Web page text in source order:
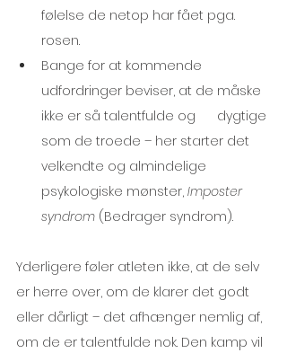
følelse de netop har fået pga.
rosen.
Bange for at kommende
udfordringer beviser, at de måske
ikke er så talentfulde og      dygtige
som de troede – her starter det
velkendte og almindelige
psykologiske mønster, Imposter
syndrom (Bedrager syndrom).
Yderligere føler atleten ikke, at de selv
er herre over, om de klarer det godt
eller dårligt – det afhænger nemlig af,
om de er talentfulde nok. Den kamp vil